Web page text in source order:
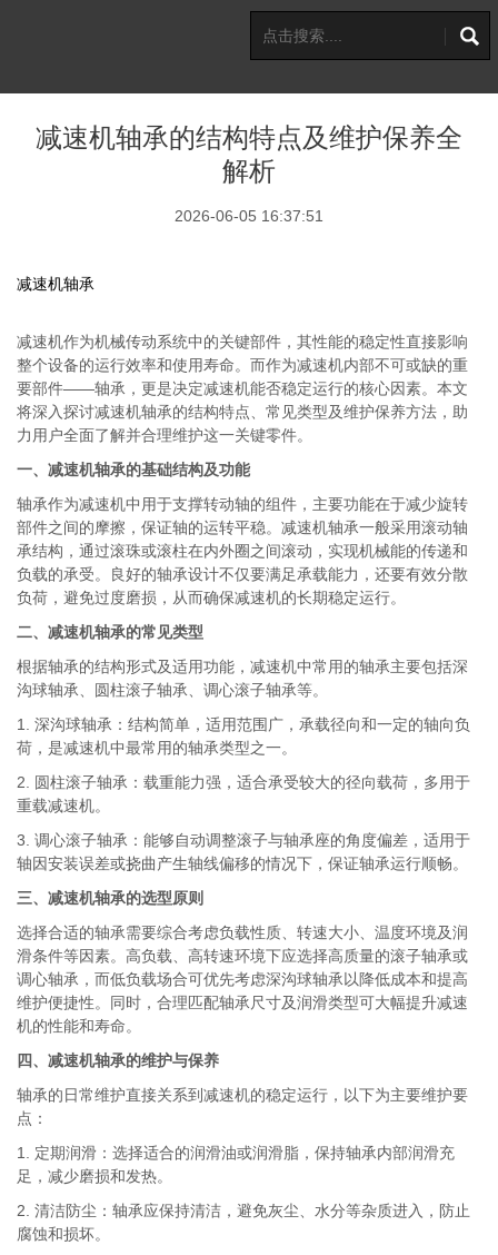
减速机轴承的结构特点及维护保养全
解析
2026-06-05 16:37:51
减速机轴承
减速机作为机械传动系统中的关键部件，其性能的稳定性直接影响
整个设备的运行效率和使用寿命。而作为减速机内部不可或缺的重
要部件——轴承，更是决定减速机能否稳定运行的核心因素。本文
将深入探讨减速机轴承的结构特点、常见类型及维护保养方法，助
力用户全面了解并合理维护这一关键零件。
一、减速机轴承的基础结构及功能
轴承作为减速机中用于支撑转动轴的组件，主要功能在于减少旋转
部件之间的摩擦，保证轴的运转平稳。减速机轴承一般采用滚动轴
承结构，通过滚珠或滚柱在内外圈之间滚动，实现机械能的传递和
负载的承受。良好的轴承设计不仅要满足承载能力，还要有效分散
负荷，避免过度磨损，从而确保减速机的长期稳定运行。
二、减速机轴承的常见类型
根据轴承的结构形式及适用功能，减速机中常用的轴承主要包括深
沟球轴承、圆柱滚子轴承、调心滚子轴承等。
1. 深沟球轴承：结构简单，适用范围广，承载径向和一定的轴向负
荷，是减速机中最常用的轴承类型之一。
2. 圆柱滚子轴承：载重能力强，适合承受较大的径向载荷，多用于
重载减速机。
3. 调心滚子轴承：能够自动调整滚子与轴承座的角度偏差，适用于
轴因安装误差或挠曲产生轴线偏移的情况下，保证轴承运行顺畅。
三、减速机轴承的选型原则
选择合适的轴承需要综合考虑负载性质、转速大小、温度环境及润
滑条件等因素。高负载、高转速环境下应选择高质量的滚子轴承或
调心轴承，而低负载场合可优先考虑深沟球轴承以降低成本和提高
维护便捷性。同时，合理匹配轴承尺寸及润滑类型可大幅提升减速
机的性能和寿命。
四、减速机轴承的维护与保养
轴承的日常维护直接关系到减速机的稳定运行，以下为主要维护要
点：
1. 定期润滑：选择适合的润滑油或润滑脂，保持轴承内部润滑充
足，减少磨损和发热。
2. 清洁防尘：轴承应保持清洁，避免灰尘、水分等杂质进入，防止
腐蚀和损坏。